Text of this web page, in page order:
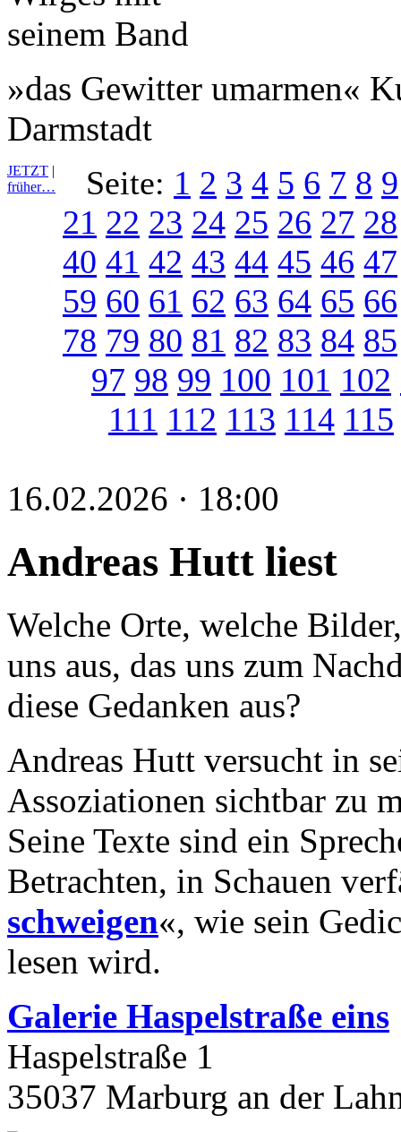
»das Gewitter umarmen«
Darmstadt
JETZT |
früher…
Seite: 1 2 3 4 5 6 7 8 9
21 22 23 24 25 26 27 28
40 41 42 43 44 45 46 47
59 60 61 62 63 64 65 66
78 79 80 81 82 83 84 85
97 98 99 100 101 102
111 112 113 114 115
16.02.2026 · 18:00
Andreas Hutt liest
Welche Orte, welche
uns aus, das uns zum
diese Gedanken aus?
Andreas Hutt versucht in
Assoziationen sichtbar zu
Seine Texte sind ein
Betrachten, in Schauen
schweigen«, wie sein
lesen wird.
Galerie Haspelstraße eins
Haspelstraße 1
35037 Marburg an der